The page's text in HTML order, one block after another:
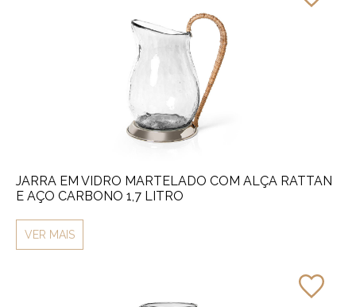
JARRA EM VIDRO MARTELADO COM ALÇA RATTAN
E AÇO CARBONO 1,7 LITRO
VER MAIS